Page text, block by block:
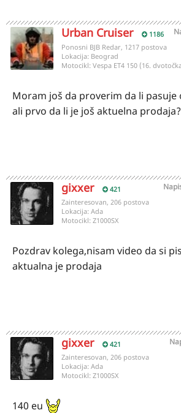
Urban Cruiser 1186
Ponosni BJB Redar, 1217 postova
Lokacija: Beograd
Motocikl: Vespa ET4 150 (16.
Moram još da proverim da li pasuje
ali prvo da li je još aktuelna prodaja?
gixxer 421
Zainteresovan, 206 postova
Lokacija: Ada
Motocikl: Z1000SX
Pozdrav kolega,nisam video da si
aktualna je prodaja
gixxer 421
Zainteresovan, 206 postova
Lokacija: Ada
Motocikl: Z1000SX
140 eu